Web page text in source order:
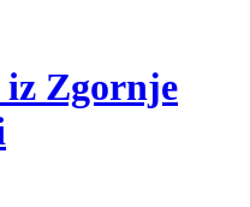
Zgornje